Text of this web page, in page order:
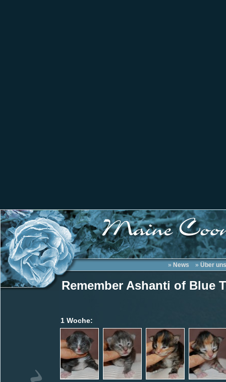
» News » Über uns
Remember Ashanti of Blue
1 Woche: